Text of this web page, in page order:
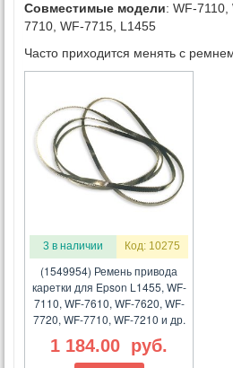
Совместимые модели: WF-
7710, WF-7715, L1455
Часто приходится менять с
3 в наличии Код: 10275
(1549954) Ремень привода
каретки для Epson L1455, WF-
7110, WF-7610, WF-7620, WF-
7720, WF-7710, WF-7210 и др.
1 184.00 руб.